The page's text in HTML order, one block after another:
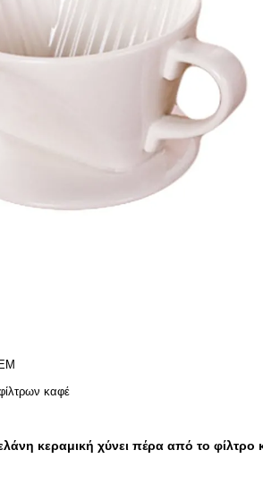
καφέ
κεραμική χύνει πέρα από το φίλτρο